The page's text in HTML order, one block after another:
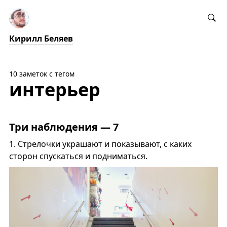
Кирилл Беляев
10 заметок с тегом
интерьер
Три наблюдения — 7
1. Стрелочки украшают и показывают, с каких
сторон спускаться и подниматься.